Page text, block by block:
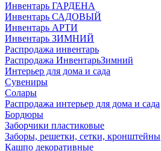
Инвентарь ГАРДЕНА
Инвентарь САДОВЫЙ
Инвентарь АРТИ
Инвентарь ЗИМНИЙ
Распродажа инвентарь
Распродажа ИнвентарьЗимний
Интерьер для дома и сада
Сувениры
Солары
Распродажа интерьер для дома и сада
Бордюры
Заборчики пластиковые
Заборы, решетки, сетки, кронштейны
Кашпо декоративные